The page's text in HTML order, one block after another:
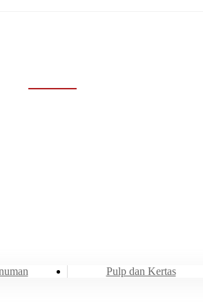
Pulp dan Kertas